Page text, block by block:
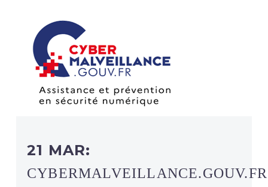
21 MAR:
CYBERMALVEILLANCE.GOUV.FR